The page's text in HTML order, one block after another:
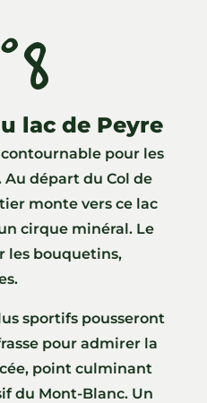
lac de Peyre
pour les
départ du Col de
monte vers ce lac
cirque minéral. Le
les bouquetins,
sportifs pousseront
pour admirer la
point culminant
du Mont-Blanc. Un